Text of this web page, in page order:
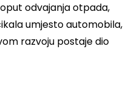
odvajanja otpada,
umjesto automobila,
razvoju postaje dio